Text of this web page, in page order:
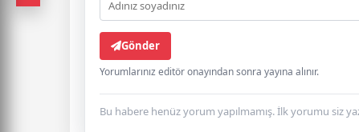
Gönder
Yorumlarınız editör onayından sonra yayına alınır.
Bu habere henüz yorum yapılmamış. İlk yorumu siz